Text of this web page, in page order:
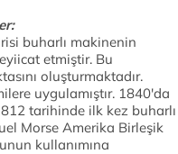
buharlı makinenin
etmiştir. Bu
oluşturmaktadır.
uygulamıştır. 1840'da
tarihinde ilk kez buharlı
Morse Amerika Birleşik
kullanımına